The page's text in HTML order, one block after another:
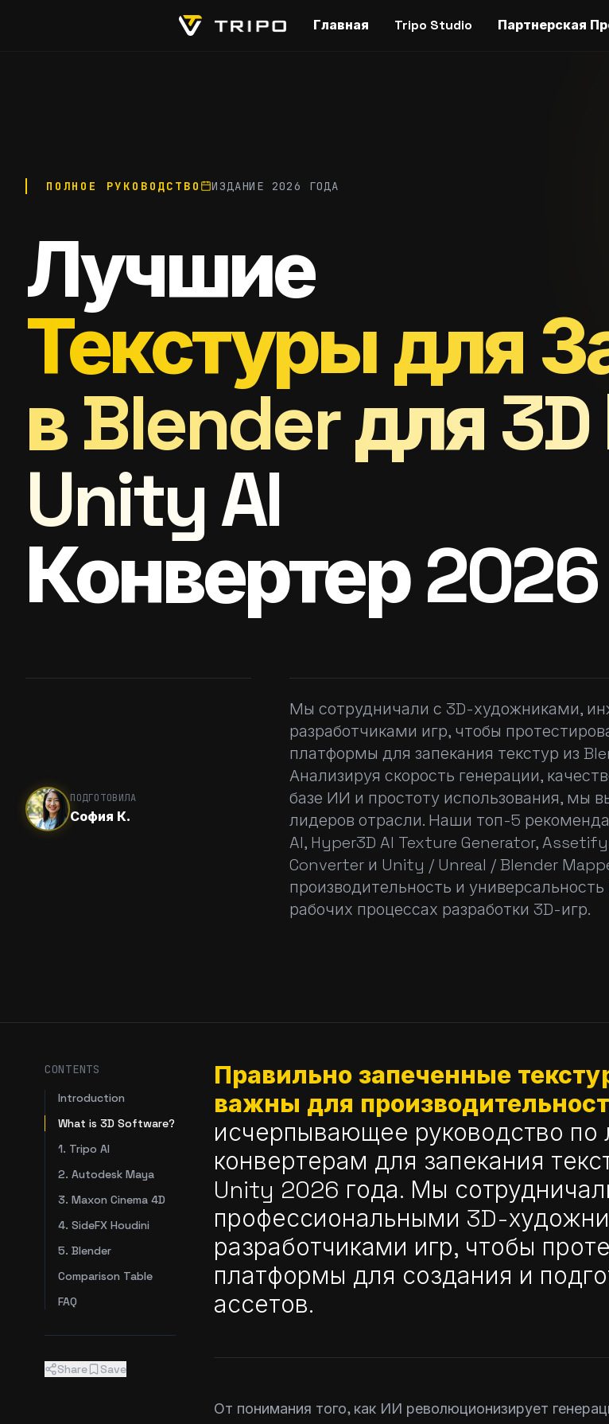
Главная Tripo Studio Партнерская
ПОЛНОЕ РУКОВОДСТВО ИЗДАНИЕ 2026 ГОДА
Лучшие
Текстуры для
в Blender для
Unity AI
Конвертер
ПОДГОТОВИЛА
София К.
Мы сотрудничали с 3D-художниками,
разработчиками игр, чтобы
платформы для запекания текстур из
Анализируя скорость генерации,
базе ИИ и простоту использования, мы
лидеров отрасли. Наши топ-5
AI, Hyper3D AI Texture Generator,
Converter и Unity / Unreal / Blender
производительность и
рабочих процессах разработки 3D-игр.
Правильно запеченные
важны для
исчерпывающее руководство
конвертерам для запекания
Unity 2026 года. Мы
профессиональными 3D-
разработчиками игр, чтобы
платформы для создания и
ассетов.
От понимания того, как ИИ революционизирует
CONTENTS
Introduction
What is 3D Software?
1. Tripo AI
2. Autodesk Maya
3. Maxon Cinema 4D
4. SideFX Houdini
5. Blender
Comparison Table
FAQ
Share Save